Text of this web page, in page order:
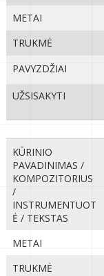
METAI
TRUKMĖ
PAVYZDŽIAI
UŽSISAKYTI
KŪRINIO
PAVADINIMAS /
KOMPOZITORIUS
/
INSTRUMENTUOT
Ė / TEKSTAS
METAI
TRUKMĖ